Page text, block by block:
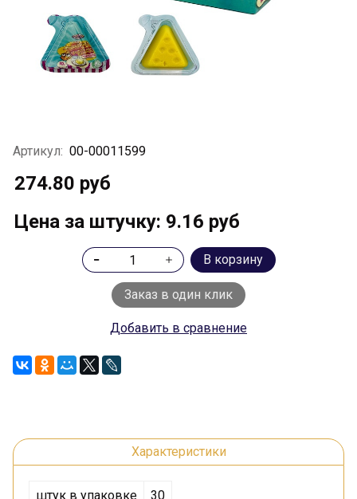
Артикул: 00-00011599
274.80 руб
Цена за штучку: 9.16 руб
В корзину
Заказ в один клик
Добавить в сравнение
Характеристики
штук в упаковке 30